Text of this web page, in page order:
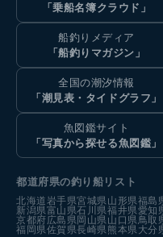
「乗船名簿クラウド」
船釣りメディア
「船釣りマガジン」
全国の潮汐情報
「潮見表・タイドグラフ」
魚図鑑サイト
「写真から探せる魚図鑑」
都道府県の釣り船リスト
北海道岩手県宮城県山形県福島
新潟県富山県石川県福井県愛知
京都府広島県岡山県山口県鳥取
福岡県佐賀県長崎県熊本県大分